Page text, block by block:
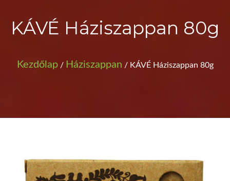
KÁVÉ Háziszappan 80g
Kezdőlap/ Háziszappan / KÁVÉ Háziszappan 80g